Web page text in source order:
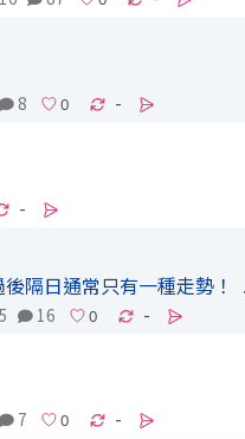
8 -
-
隔日通常只有一種走勢！
16 -
7 -